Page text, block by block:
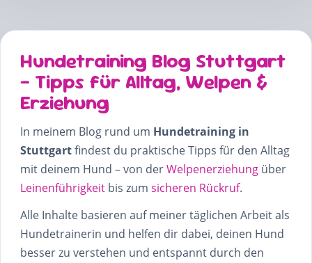
Hundetraining Blog Stuttgart
– Tipps für Alltag, Welpen &
Erziehung
In meinem Blog rund um Hundetraining in
Stuttgartfindest du praktische Tipps für den Alltag
mit deinem Hund – von derWelpenerziehung über
Leinenführigkeit bis zum sicheren Rückruf.
Alle Inhalte basieren auf meiner täglichen Arbeit als
Hundetrainerin und helfen dir dabei, deinen Hund
besser zu verstehen und entspannt durch den